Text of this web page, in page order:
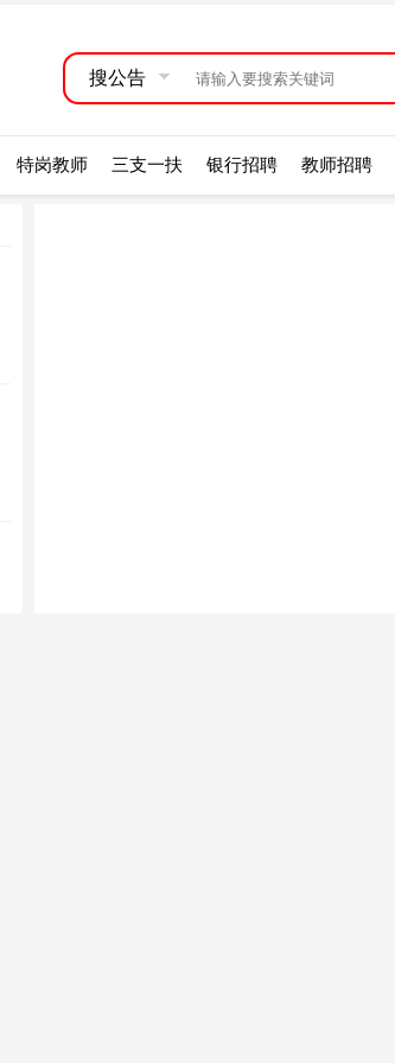
搜公告
特岗教师 三支一扶 银行招聘 教师招聘